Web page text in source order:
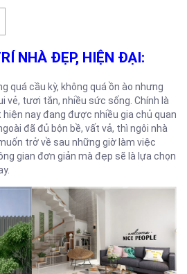
NHÀ ĐẸP, HIỆN ĐẠI:
quá cầu kỳ, không quá ồn ào nhưng
vẻ, tươi tắn, nhiều sức sống. Chính là
nay đang được nhiều gia chủ quan
đã đủ bộn bề, vất vả, thì ngôi nhà
trở về sau những giờ làm việc
gian đơn giản mà đẹp sẽ là lựa chọn